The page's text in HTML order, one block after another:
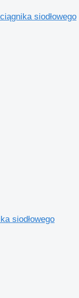
siodłowego
siodłowego